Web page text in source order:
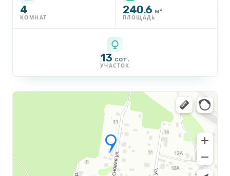
4
КОМНАТ
240.6 м²
ПЛОЩАДЬ
13 сот.
УЧАСТОК